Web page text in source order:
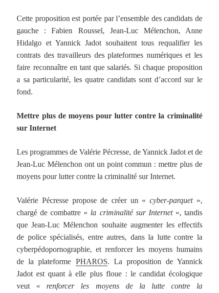
Cette proposition est portée par l’ensemble des candidats de
gauche : Fabien Roussel, Jean-Luc Mélenchon, Anne
Hidalgo et Yannick Jadot souhaitent tous requalifier les
contrats des travailleurs des plateformes numériques et les
faire reconnaître en tant que salariés. Si chaque proposition
a sa particularité, les quatre candidats sont d’accord sur le
fond.
Mettre plus de moyens pour lutter contre la criminalité
sur Internet
Les programmes de Valérie Pécresse, de Yannick Jadot et de
Jean-Luc Mélenchon ont un point commun : mettre plus de
moyens pour lutter contre la criminalité sur Internet.
Valérie Pécresse propose de créer un « cyber-parquet»,
chargé de combattre « la criminalité sur Internet », tandis
que Jean-Luc Mélenchon souhaite augmenter les effectifs
de police spécialisés, entre autres, dans la lutte contre la
cyberpédopornographie, et renforcer les moyens humains
de la plateforme PHAROS. La proposition de Yannick
Jadot est quant à elle plus floue : le candidat écologique
veut « renforcer les moyens de la lutte contre la